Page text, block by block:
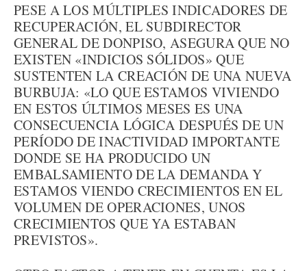
PESE A LOS MÚLTIPLES INDICADORES DE
RECUPERACIÓN, EL SUBDIRECTOR
GENERAL DE DONPISO, ASEGURA QUE NO
EXISTEN «INDICIOS SÓLIDOS» QUE
SUSTENTEN LA CREACIÓN DE UNA NUEVA
BURBUJA: «LO QUE ESTAMOS VIVIENDO
EN ESTOS ÚLTIMOS MESES ES UNA
CONSECUENCIA LÓGICA DESPUÉS DE UN
PERÍODO DE INACTIVIDAD IMPORTANTE
DONDE SE HA PRODUCIDO UN
EMBALSAMIENTO DE LA DEMANDA Y
ESTAMOS VIENDO CRECIMIENTOS EN EL
VOLUMEN DE OPERACIONES, UNOS
CRECIMIENTOS QUE YA ESTABAN
PREVISTOS».